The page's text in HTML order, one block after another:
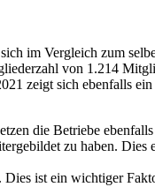
im Vergleich zum
von 1.214
zeigt sich ebenfalls
die Betriebe
zu haben.
ist ein wichtiger